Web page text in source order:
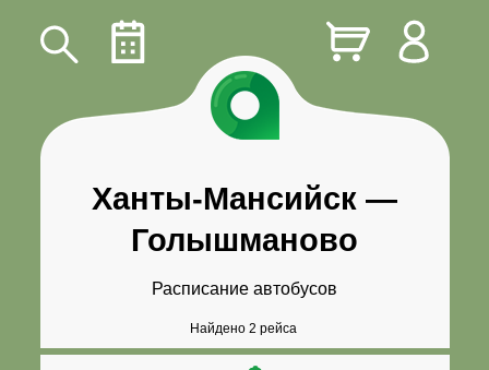
Ханты-Мансийск —
Голышманово
Расписание автобусов
Найдено 2 рейса